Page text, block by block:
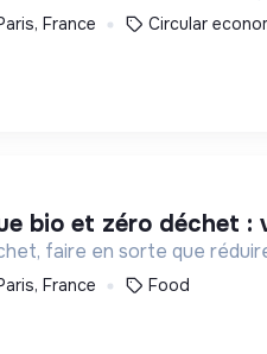
France Circular
bio et zéro déchet :
faire en sorte que
France Food